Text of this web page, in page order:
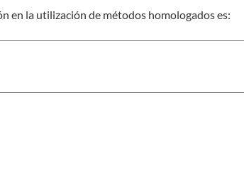
en la utilización de métodos homologados es: